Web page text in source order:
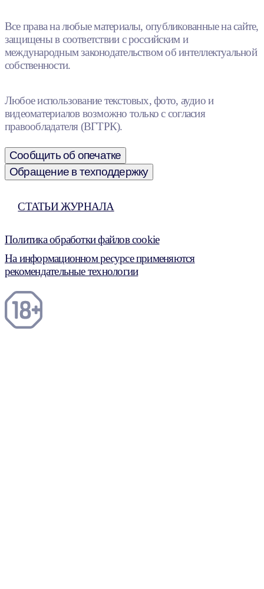
Все права на любые материалы, опубликованные на сайте,
защищены в соответствии с российским и
международным законодательством об интеллектуальной
собственности.
Любое использование текстовых, фото, аудио и
видеоматериалов возможно только с согласия
правообладателя (ВГТРК).
Сообщить об опечатке
Обращение в техподдержку
СТАТЬИ ЖУРНАЛА
Политика обработки файлов cookie
На информационном ресурсе применяются
рекомендательные технологии